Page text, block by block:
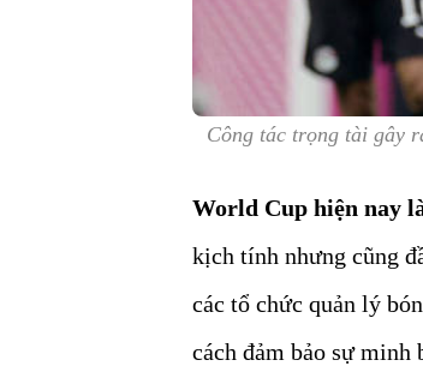
Công tác trọng tài gây
World Cup hiện nay
kịch tính nhưng cũng
các tổ chức quản lý
cách đảm bảo sự minh